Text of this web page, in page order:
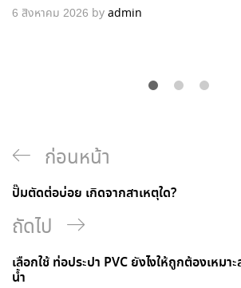
6 สิงหาคม 2026 by admin
ก่อนหน้า
ปั๊มตัดต่อบ่อย เกิดจากสาเหตุใด?
ถัดไป
เลือกใช้ ท่อประปา PVC ยังไงให้ถูกต้องเหม
น้ำ